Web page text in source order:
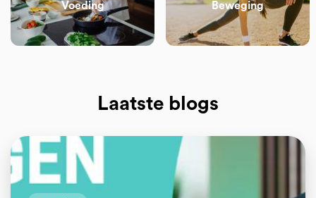
Voeding Beweging
Laatste blogs